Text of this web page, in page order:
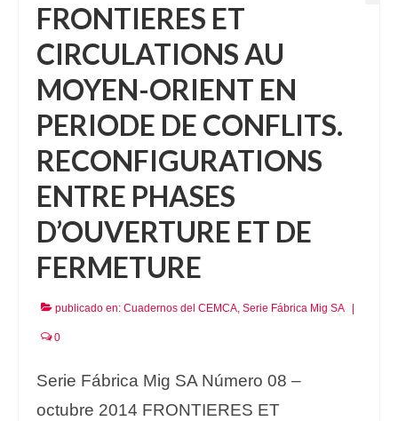
FRONTIERES ET
CIRCULATIONS AU
MOYEN-ORIENT EN
PERIODE DE CONFLITS.
RECONFIGURATIONS
ENTRE PHASES
D’OUVERTURE ET DE
FERMETURE
publicado en: Cuadernos del CEMCA, Serie Fábrica Mig SA
0
Serie Fábrica Mig SA Número 08 –
octubre 2014 FRONTIERES ET